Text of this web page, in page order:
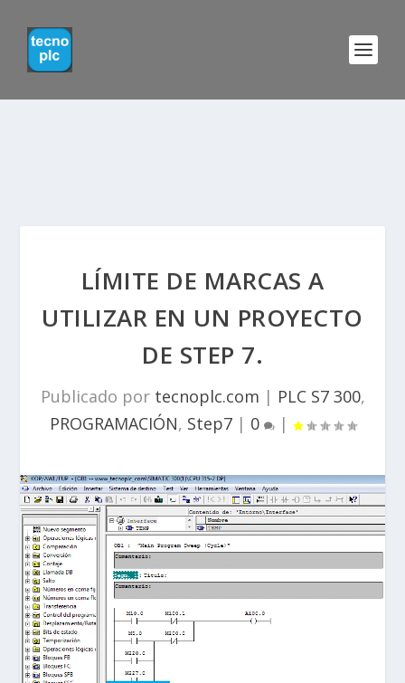
LÍMITE DE MARCAS A
UTILIZAR EN UN PROYECTO
DE STEP 7.
Publicado por tecnoplc.com | PLC S7 300,
PROGRAMACIÓN, Step7| 0 |